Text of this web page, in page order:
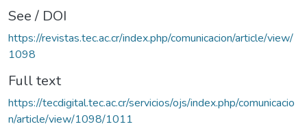
See / DOI
https://revistas.tec.ac.cr/index.php/comunicacion/article/view/
1098
Full text
https://tecdigital.tec.ac.cr/servicios/ojs/index.php/comunicacio
n/article/view/1098/1011